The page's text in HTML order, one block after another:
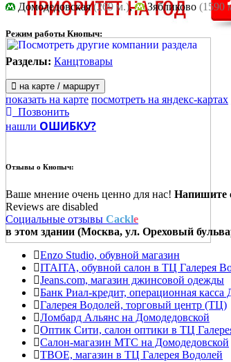
Домодедовская(269 м.), Зябликово (1590
Режим работы Кнопыч:
Разделы: Канцтовары
на карте / маршрут
показать на карте посмотреть на яндекс-картах
Позвонить
нашли ОШИБКУ?
Отзывы о Кнопыч:
Ваше мнение очень ценно для нас! Напишите
Reviews are disabled
Социальные отзывы Cackle
в этом здании (Москва, ул. Ореховый
Enzo Studio, обувной магазин
ITAITA, обувной салон в ТЦ Галерея
Jeans.com, магазин джинсовой одежды
Банк Риал-кредит, операционная касса
Галерея Водолей, торговый центр (ТЦ)
Ломбард Альянс на Домодедовской
Оптик Сити, салон оптики в ТЦ
Салон-магазин МТС на Домодедовской
ТВОЕ, магазин в ТЦ Галерея Водолей